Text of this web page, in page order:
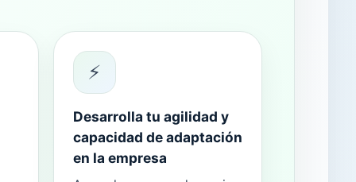
⚡
Desarrolla tu agilidad y
capacidad de adaptación
en la empresa